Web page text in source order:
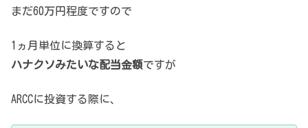
まだ60万円程度ですので
1ヵ月単位に換算すると
ハナクソみたいな配当金額ですが
ARCCに投資する際に、